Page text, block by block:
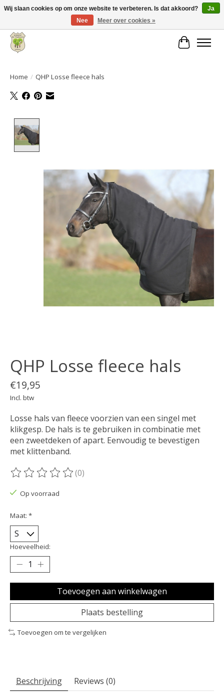
Grote keuze aan producten en snelle verzending!
Home / QHP Losse fleece hals
QHP Losse fleece hals
€19,95
Incl. btw
Losse hals van fleece voorzien van een singel met
klikgesp. De hals is te gebruiken in combinatie met
een zweetdeken of apart. Eenvoudig te bevestigen
met klittenband.
De beoordeling van dit product is
(0)
Op voorraad
Maat: *
Hoeveelheid:
Toevoegen aan winkelwagen
Plaats bestelling
Toevoegen om te vergelijken
Beschrijving Reviews (0)
Wij slaan cookies op om onze website te verbeteren. Is dat akkoord?
Ja
Nee
Meer over cookies »